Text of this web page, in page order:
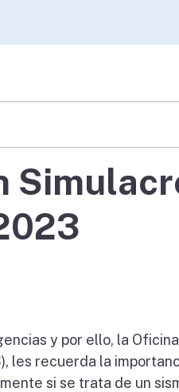
y por ello, la
les recuerda la
si se trata de un